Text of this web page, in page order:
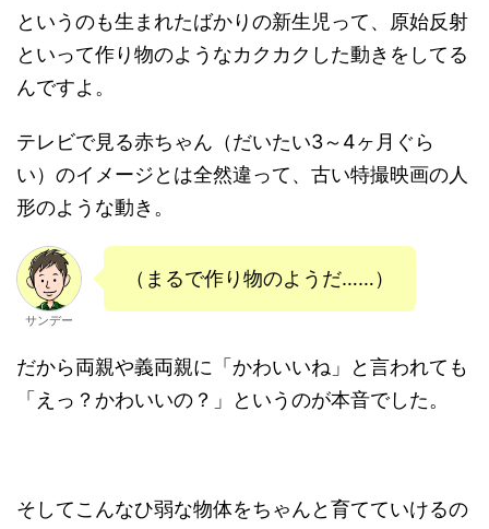
というのも生まれたばかりの新生児って、原始反射
といって作り物のようなカクカクした動きをしてる
んですよ。
テレビで見る赤ちゃん（だいたい3～4ヶ月ぐら
い）のイメージとは全然違って、古い特撮映画の人
形のような動き。
サンデー
（まるで作り物のようだ……）
だから両親や義両親に「かわいいね」と言われても
「えっ？かわいいの？」というのが本音でした。
そしてこんなひ弱な物体をちゃんと育てていけるの